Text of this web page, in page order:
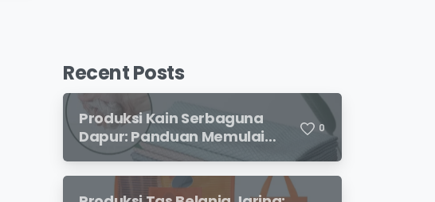
Recent Posts
Produksi Kain Serbaguna
Dapur: Panduan Memulai
Usaha yang Menjanjikan
untuk Pebisnis Pemula
0